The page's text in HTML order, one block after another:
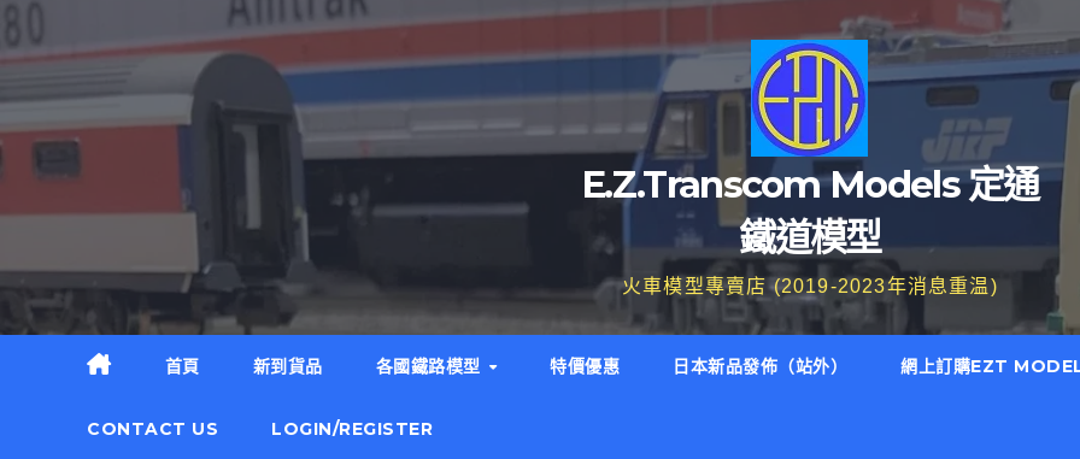
to
E.Z.Transcom Models 定通
鐵道模型
火車模型專賣店 (2019-2023年消息重温)
首頁 新到貨品 各國鐵路模型 特價優惠 日本新品發佈（站外） 網上訂購EZT
CONTACT US LOGIN/REGISTER